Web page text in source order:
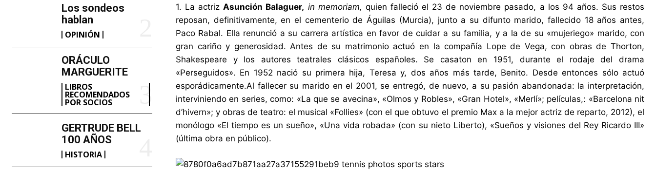
Los sondeos
hablan
OPINIÓN
ORÁCULO
MARGUERITE
LIBROS
RECOMENDADOS
POR SOCIOS
GERTRUDE BELL
100 AÑOS
HISTORIA
1. La actrizAsunción Balaguer, in memoriam, quien falleció el 23 de noviembre pasado, a los 94 años. Sus restos
reposan, definitivamente, en el cementerio de Águilas (Murcia), junto a su difunto marido, fallecido 18 años antes,
Paco Rabal. Ella renunció a su carrera artística en favor de cuidar a su familia, y a la de su «mujeriego» marido, con
gran cariño y generosidad. Antes de su matrimonio actuó en la compañía Lope de Vega, con obras de Thorton,
Shakespeare y los autores teatrales clásicos españoles. Se casaton en 1951, durante el rodaje del drama
«Perseguidos». En 1952 nació su primera hija, Teresa y, dos años más tarde, Benito. Desde entonces sólo actuó
esporádicamente.Al fallecer su marido en el 2001, se entregó, de nuevo, a su pasión abandonada: la interpretación,
interviniendo en series, como: «La que se avecina», «Olmos y Robles», «Gran Hotel», «Merlí»; películas,: «Barcelona nit
d’hivern»; y obras de teatro: el musical «Follies» (con el que obtuvo el premio Max a la mejor actriz de reparto, 2012), el
monólogo «El tiempo es un sueño», «Una vida robada» (con su nieto Liberto), «Sueños y visiones del Rey Ricardo III»
(última obra en público).